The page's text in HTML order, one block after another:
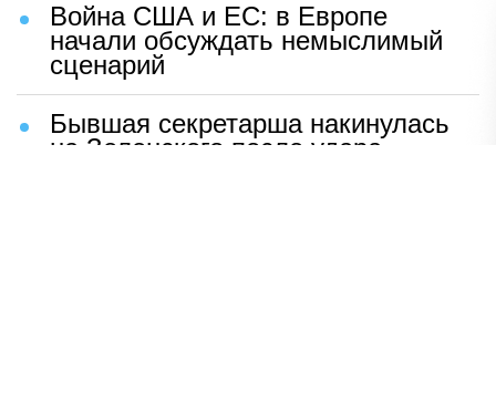
Война США и ЕС: в Европе
начали обсуждать немыслимый
сценарий
Бывшая секретарша накинулась
на Зеленского после удара